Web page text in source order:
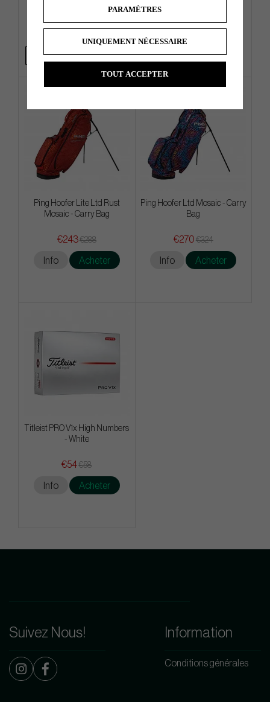
Ping Hoofer Lite Ltd Rust
Mosaic - Carry Bag
€243€288
Info Acheter
Ping Hoofer Ltd Mosaic - Carry
Bag
€270 €324
Info Acheter
Titleist PRO V1x High Numbers
- White
€54€58
Info Acheter
Suivez Nous! Information
Conditions générales
PARAMÈTRES
UNIQUEMENT NÉCESSAIRE
TOUT ACCEPTER